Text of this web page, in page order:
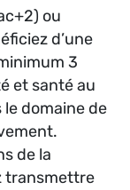
ou
d’une
3
et santé au
domaine de
de la
transmettre